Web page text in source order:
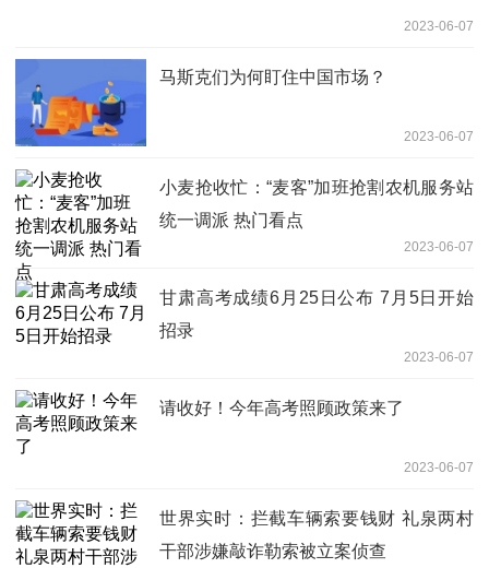
2023-06-07
马斯克们为何盯住中国市场？
2023-06-07
小麦抢收忙：“麦客”加班抢割农机服务站
统一调派 热门看点
2023-06-07
甘肃高考成绩6月25日公布 7月5日开始
招录
2023-06-07
请收好！今年高考照顾政策来了
2023-06-07
世界实时：拦截车辆索要钱财 礼泉两村
干部涉嫌敲诈勒索被立案侦查